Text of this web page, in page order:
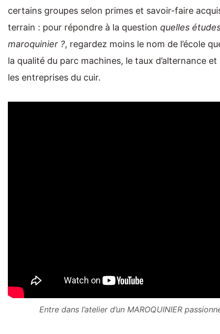
certains groupes selon primes et savoir-faire
terrain : pour répondre à la question quelles
maroquinier ?, regardez moins le nom de l’école
la qualité du parc machines, le taux d’alternance
les entreprises du cuir.
Entre dans l’atelier d’un MAROQUINIER